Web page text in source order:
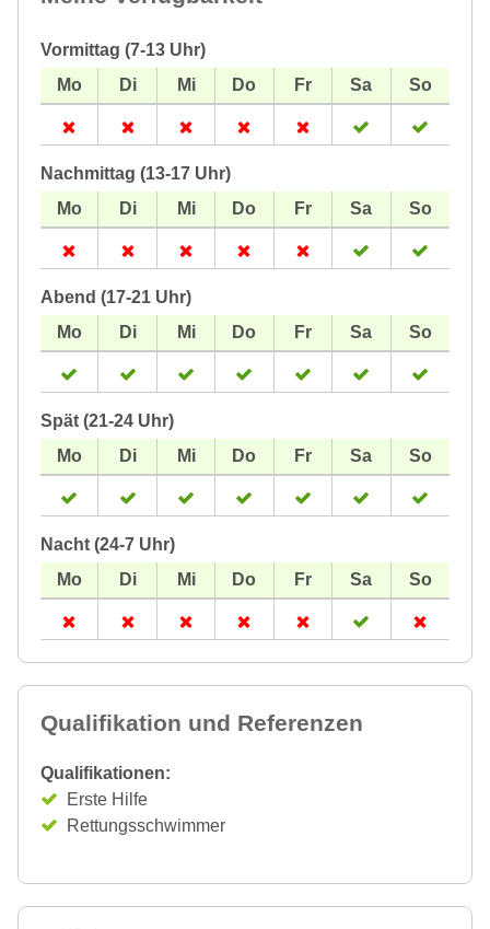
Vormittag (7-13 Uhr)
Nachmittag (13-17 Uhr)
Abend (17-21 Uhr)
Spät (21-24 Uhr)
Nacht (24-7 Uhr)
Qualifikation und Referenzen
Qualifikationen:
Erste Hilfe
Rettungsschwimmer